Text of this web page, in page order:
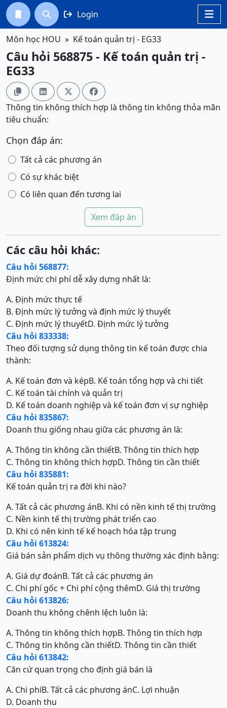

  Login
Môn học HOU Kế toán quản trị - EG33
Câu hỏi 568875 - Kế toán quản trị -
EG33
   
Thông tin không thích hợp là thông tin không thỏa mãn
tiêu chuẩn:
Chọn đáp án:
Tất cả các phương án
Có sự khác biệt
Có liên quan đến tương lai
Xem đáp án
Các câu hỏi khác:
Câu hỏi 568877:
Định mức chi phí dễ xây dựng nhất là:
A. Định mức thực tế
B. Định mức lý tưởng và định mức lý thuyết
C. Định mức lý thuyếtD. Định mức lý tưởng
Câu hỏi 833338:
Theo đối tượng sử dụng thông tin kế toán được chia
thành:
A. Kế toán đơn và képB. Kế toán tổng hợp và chi tiết
C. Kế toán tài chính và quản trị
D. Kế toán doanh nghiệp và kế toán đơn vị sự nghiệp
Câu hỏi 835867:
Doanh thu giống nhau giữa các phương án là:
A. Thông tin không cần thiếtB. Thông tin thích hợp
C. Thông tin không thích hợpD. Thông tin cần thiết
Câu hỏi 835881:
Kế toán quản trị ra đời khi nào?
A. Tất cả các phương ánB. Khi có nền kinh tế thị trường
C. Nền kinh tế thị trường phát triển cao
D. Khi có nên kinh tế kế hoạch hóa tập trung
Câu hỏi 613824:
Giá bán sản phẩm dịch vụ thông thường xác định bằng:
A. Giá dự đoánB. Tất cả các phương án
C. Chi phí gốc + Chi phí cộng thêmD. Giá thị trường
Câu hỏi 613826:
Doanh thu không chênh lệch luôn là:
A. Thông tin không thích hợpB. Thông tin thích hợp
C. Thông tin không cần thiếtD. Thông tin cần thiết
Câu hỏi 613842:
Căn cứ quan trọng cho định giá bán là
A. Chi phíB. Tất cả các phương ánC. Lợi nhuận
D. Doanh thu